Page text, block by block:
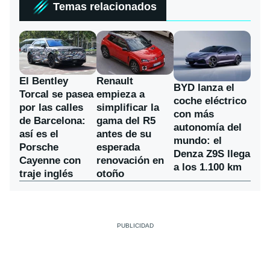
Temas relacionados
El Bentley
Torcal se pasea
por las calles
de Barcelona:
así es el
Porsche
Cayenne con
traje inglés
Renault
empieza a
simplificar la
gama del R5
antes de su
esperada
renovación en
otoño
BYD lanza el
coche eléctrico
con más
autonomía del
mundo: el
Denza Z9S llega
a los 1.100 km